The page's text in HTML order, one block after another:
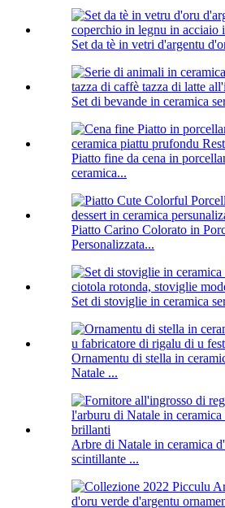
Set da tè in vetri d'argentu
Set di bevande in ceramica
Piatto fine da cena in
ceramica...
Piatto Carino Colorato in
Personalizzata...
Set di stoviglie in ceramica
Ornamentu di stella in
Natale ...
Arbre di Natale in ceramica
scintillante ...